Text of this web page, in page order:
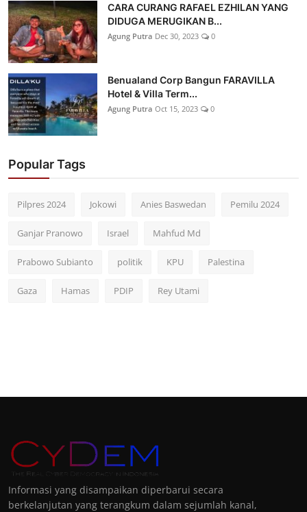
CARA CURANG RAFAEL EZHILAN YANG
DIDUGA MERUGIKAN B...
Agung Putra Dec 30, 2023 0
Benualand Corp Bangun FARAVILLA
Hotel & Villa Term...
Agung Putra Oct 15, 2023 0
Popular Tags
Pilpres 2024 Jokowi Anies Baswedan Pemilu 2024
Ganjar Pranowo Israel Mahfud Md
Prabowo Subianto politik KPU Palestina
Gaza Hamas PDIP Rey Utami
Informasi yang disampaikan diperbarui secara
berkelanjutan yang terangkum dalam sejumlah kanal,